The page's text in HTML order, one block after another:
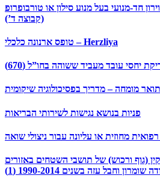
חד-מנועי בעל מנוע סילון או טורבופרופ
(קבוצה ד’)
טופס ארנונה כלכלי – Herzliya
יחסי עובד מעביד ששוהה בחו”ל (670)
פניות בנושא נגישות לשירותי הבריאות
מחוזית או עליונה עבור ניצולי שואה
(גוף ורכוש) של תושבי השטחים באזורים
שומרון וחבל עזה בשנים 1990-2014 (1)